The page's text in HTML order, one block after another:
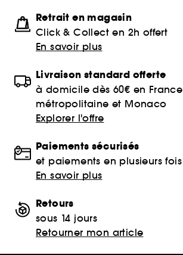
Retrait en magasin
Click & Collect en 2h offert
En savoir plus
Livraison standard offerte
à domicile dès 60€ en France
métropolitaine et Monaco
Explorer l'offre
Paiements sécurisés
et paiements en plusieurs fois
En savoir plus
Retours
sous 14 jours
Retourner mon article